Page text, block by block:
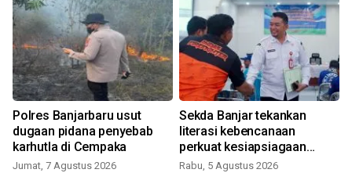
Polres Banjarbaru usut
dugaan pidana penyebab
karhutla di Cempaka
Jumat, 7 Agustus 2026
Sekda Banjar tekankan
literasi kebencanaan
perkuat kesiapsiagaan
masyarakat
Rabu, 5 Agustus 2026